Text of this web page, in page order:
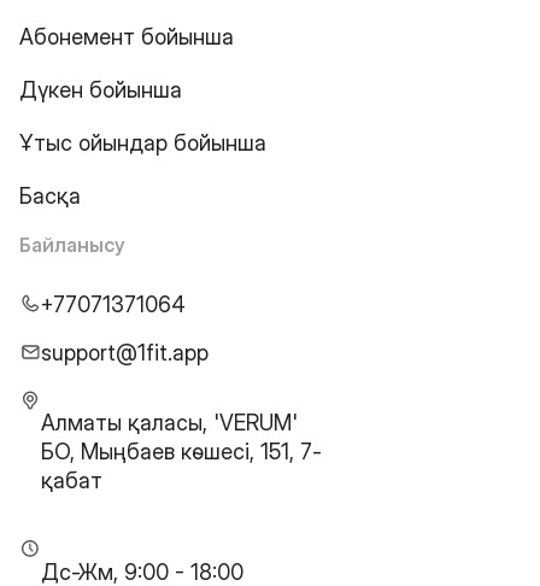
Абонемент бойынша
Дүкен бойынша
Ұтыс ойындар бойынша
Басқа
Байланысу
+77071371064
support@1fit.app
Алматы қаласы, 'VERUM'
БО, Мыңбаев көшесі, 151, 7-
қабат
Дс-Жм, 9:00 - 18:00